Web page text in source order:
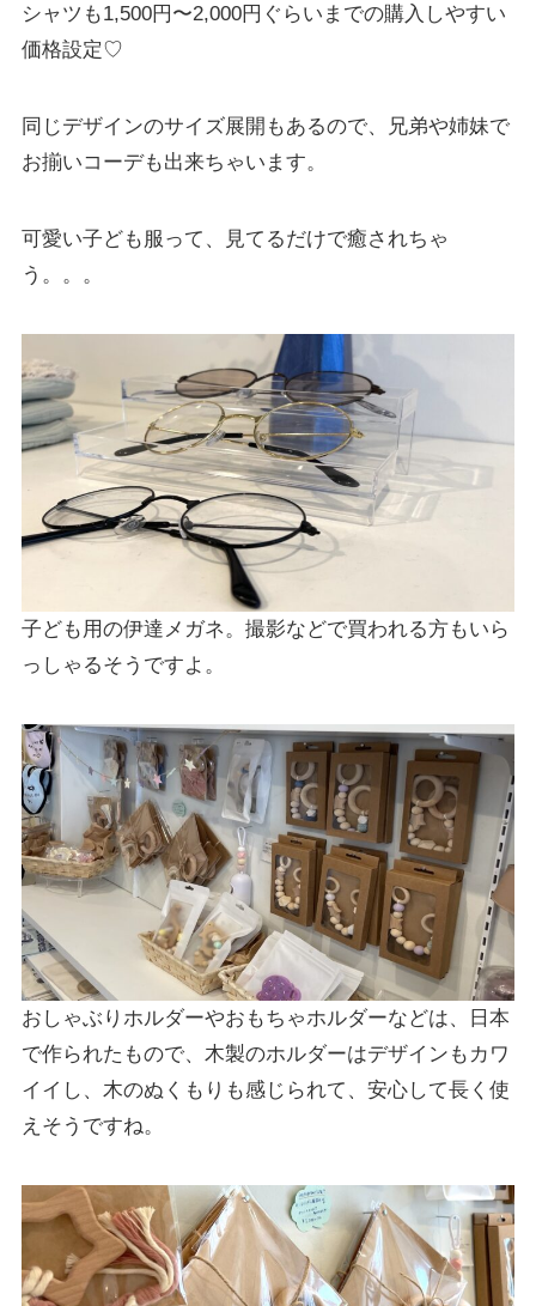
シャツも1,500円〜2,000円ぐらいまでの購入しやすい
価格設定♡
同じデザインのサイズ展開もあるので、兄弟や姉妹で
お揃いコーデも出来ちゃいます。
可愛い子ども服って、見てるだけで癒されちゃ
う。。。
子ども用の伊達メガネ。撮影などで買われる方もいら
っしゃるそうですよ。
おしゃぶりホルダーやおもちゃホルダーなどは、日本
で作られたもので、木製のホルダーはデザインもカワ
イイし、木のぬくもりも感じられて、安心して長く使
えそうですね。